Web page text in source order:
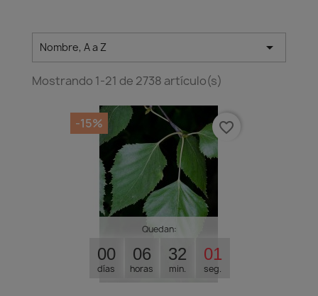
Nombre, A a Z 
Mostrando 1-21 de 2738 artículo(s)
Quedan:
00
días
06
horas
32
min.
00
seg.
-15% favorite_border